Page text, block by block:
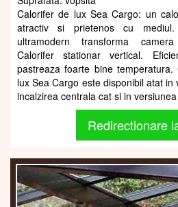
Calorifer de lux Sea Cargo: un
atractiv si prietenos cu
ultramodern transforma
Calorifer stationar vertical.
pastreaza foarte bine
lux Sea Cargo este disponibil atat
incalzirea centrala cat si in
Redirectionare